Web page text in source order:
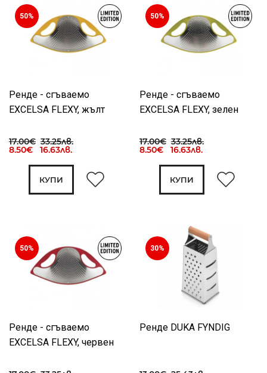
50%
Ренде - сгъваемо
EXCELSA FLEXY, жълт
17.00€ 33.25лв.
8.50€ 16.63лв.
КУПИ
50%
Ренде - сгъваемо
EXCELSA FLEXY, зелен
17.00€ 33.25лв.
8.50€ 16.63лв.
КУПИ
50%
Ренде - сгъваемо
EXCELSA FLEXY, червен
30%
Ренде DUKA FYNDIG